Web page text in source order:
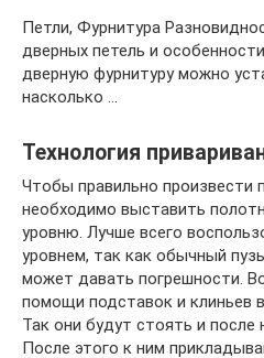
Петли, Фурнитура
дверных петель и
дверную фурнитуру можно
насколько …
Технология
Чтобы правильно произвести
необходимо выставить
уровню. Лучше всего
уровнем, так как обычный
может давать погрешности.
помощи подставок и клиньев
Так они будут стоять и после
После этого к ним